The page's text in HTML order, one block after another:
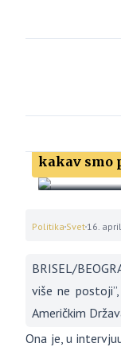
Ursula fon
kakav smo
Politika Svet 16.
BRISEL/
više ne
Američkim
Ona je, u